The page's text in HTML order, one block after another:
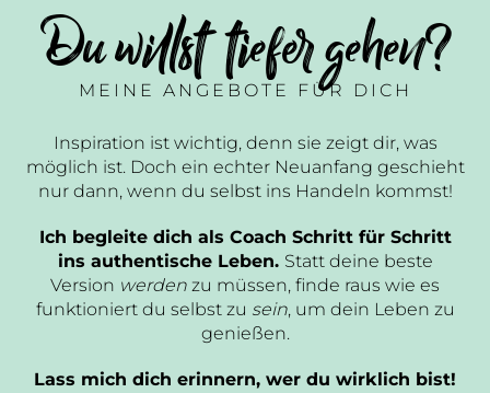
Du willst tiefer gehen?
MEINE ANGEBOTE FÜR DICH
Inspiration ist wichtig, denn sie zeigt dir, was
möglich ist. Doch ein echter Neuanfang geschieht
nur dann, wenn du selbst ins Handeln kommst!
Ich begleite dich als Coach Schritt für Schritt
ins authentische Leben. Statt deine beste
Version werden zu müssen, finde raus wie es
funktioniert du selbst zu sein, um dein Leben zu
genießen.
Lass mich dich erinnern, wer du wirklich bist!